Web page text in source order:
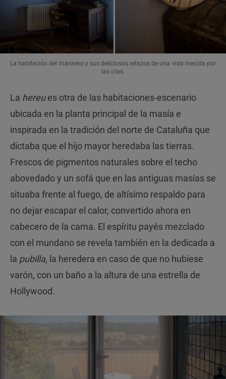
La habitación del marinero y sus deliciosos retazos de una vida mecida por
las olas.
La hereues otra de las habitaciones-escenario
ubicada en la planta principal de la masía e
inspirada en la tradición del norte de Cataluña que
dictaba que el hijo mayor heredaba las tierras.
Frescos de pigmentos naturales sobre el techo
abovedado y un sofá que en las antiguas masías se
situaba frente al fuego, de altísimo respaldo para
no dejar escapar el calor, convertido ahora en
cabecero de la cama. El espíritu payés mezclado
con el mundano se revela también en la dedicada a
la pubilla, la heredera en caso de que no hubiese
varón, con un baño a la altura de una estrella de
Hollywood.